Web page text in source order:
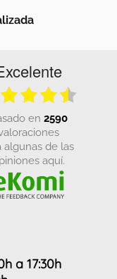
en 2590
aquí.
a 17:30h